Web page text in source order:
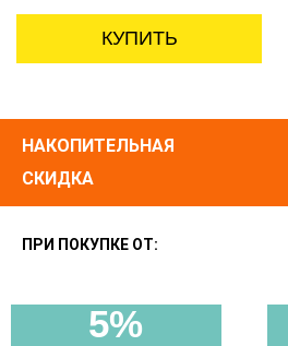
КУПИТЬ
НАКОПИТЕЛЬНАЯ
СКИДКА
ПРИ ПОКУПКЕ ОТ:
5%